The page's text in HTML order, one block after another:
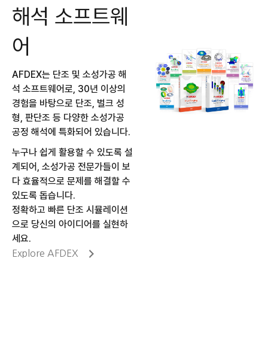
해석 소프트웨
어
AFDEX는 단조 및 소성가공 해
석 소프트웨어로, 30년 이상의
경험을 바탕으로 단조, 벌크 성
형, 판단조 등 다양한 소성가공
공정 해석에 특화되어 있습니다.
누구나 쉽게 활용할 수 있도록 설
계되어, 소성가공 전문가들이 보
다 효율적으로 문제를 해결할 수
있도록 돕습니다.
정확하고 빠른 단조 시뮬레이션
으로 당신의 아이디어를 실현하
세요.
Explore AFDEX